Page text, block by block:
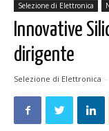
Selezione di Elettronica
Innovative
dirigente
Selezione di Elettronica -